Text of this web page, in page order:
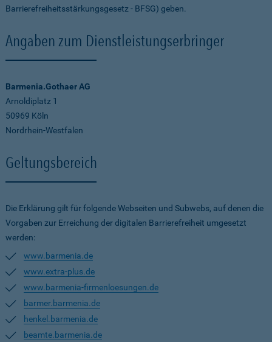
Barrierefreiheitsstärkungsgesetz - BFSG) geben.
Angaben zum Dienstleistungserbringer
Barmenia.Gothaer AG
Arnoldiplatz 1
50969 Köln
Nordrhein-Westfalen
Geltungsbereich
Die Erklärung gilt für folgende Webseiten und Subwebs, auf denen die
Vorgaben zur Erreichung der digitalen Barrierefreiheit umgesetzt
werden:
www.barmenia.de
www.extra-plus.de
www.barmenia-firmenloesungen.de
barmer.barmenia.de
henkel.barmenia.de
beamte.barmenia.de